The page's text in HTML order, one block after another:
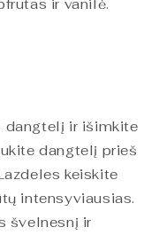
ir vanilė.
dangtelį ir išimkite
dangtelį prieš
keiskite
intensyviausias.
švelnesnį ir